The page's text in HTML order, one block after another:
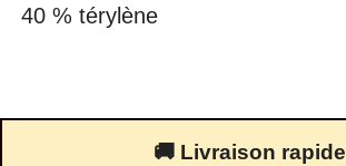
40 % térylène
🚚 Livraison rapide